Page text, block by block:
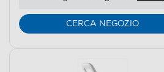
CERCA NEGOZIO